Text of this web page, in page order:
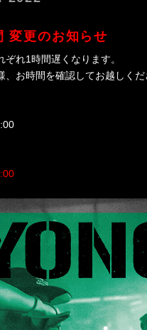
変更のお知らせ
れ1時間遅くなります。
、お時間を確認してお越しくだ